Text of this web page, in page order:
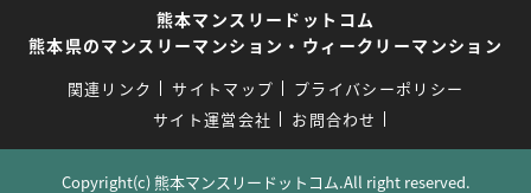
熊本マンスリードットコム
熊本県のマンスリーマンション・ウィークリーマンション
関連リンク サイトマップ
プライバシーポリシー
サイト運営会社
お問合わせ
Copyright(c) 熊本マンスリードットコム.All right reserved.